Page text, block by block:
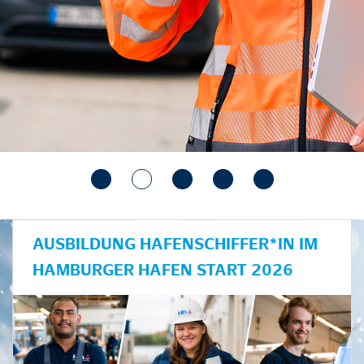
AUSBILDUNG HAFENSCHIFFER*IN IM
HAMBURGER HAFEN START 2026